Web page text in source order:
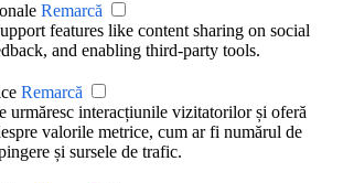
Remarcă
features like content sharing on social
and enabling third-party tools.
Remarcă
urmăresc interacțiunile vizitatorilor și oferă
valorile metrice, cum ar fi numărul de
și sursele de trafic.